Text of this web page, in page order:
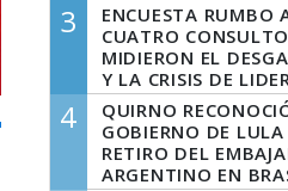
3
ENCUESTA RUMBO
CUATRO
MIDIERON EL
Y LA CRISIS DE
PERONISMO
4
QUIRNO
GOBIERNO DE
RETIRO DEL
ARGENTINO EN